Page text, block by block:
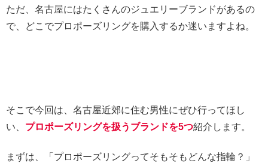
ただ、名古屋にはたくさんのジュエリーブランドがあるの
で、どこでプロポーズリングを購入するか迷いますよね。
そこで今回は、名古屋近郊に住む男性にぜひ行ってほし
い、 プロポーズリングを扱うブランドを5つ紹介します。
まずは、「プロポーズリングってそもそもどんな指輪？」